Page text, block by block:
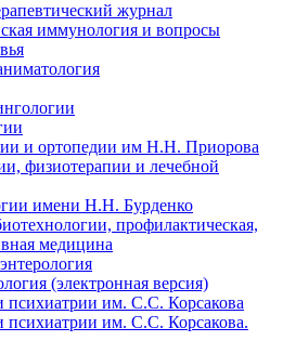
журнал
иммунология и вопросы
и ортопедии им Н.Н. Приорова
физиотерапии и лечебной
имени Н.Н. Бурденко
профилактическая,
медицина
(электронная версия)
психиатрии им. С.С. Корсакова
психиатрии им. С.С. Корсакова.